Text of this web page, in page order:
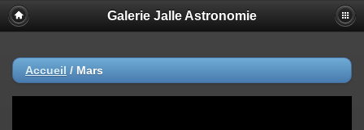
Galerie Jalle Astronomie
Accueil / Mars